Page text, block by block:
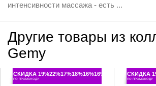
интенсивности массажа - есть ...
Другие товары из
Gemy
СКИДКА 19%22%17%18%16%16%
ПО ПРОМОКОДУ
СКИДКА
ПО ПРОМОКОДУ